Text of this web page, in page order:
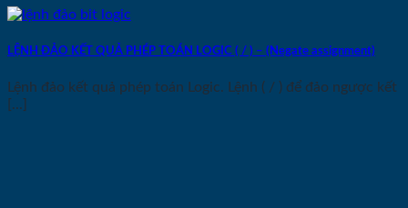
LỆNH ĐẢO KẾT QUẢ PHÉP TOÁN LOGIC ( / ) – (Negate assignment)
Lệnh đảo kết quả phép toán Logic. Lệnh ( / ) để đảo ngược kết
[...]